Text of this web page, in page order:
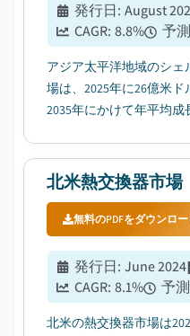
発行日: August
CAGR: 8.8% 予
アジア太平洋地域のシ
場は、2025年に26億米
2035年にかけて年平均成
北米熱交換器市場
無料のPDFをダウンロー
発行日: June 2024
CAGR: 8.1% 予
北米の熱交換器市場は